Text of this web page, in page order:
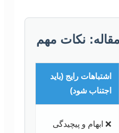
نکات مهم
اشتباهات رایج (باید
اجتناب شود)
❌ ابهام و پیچیدگی